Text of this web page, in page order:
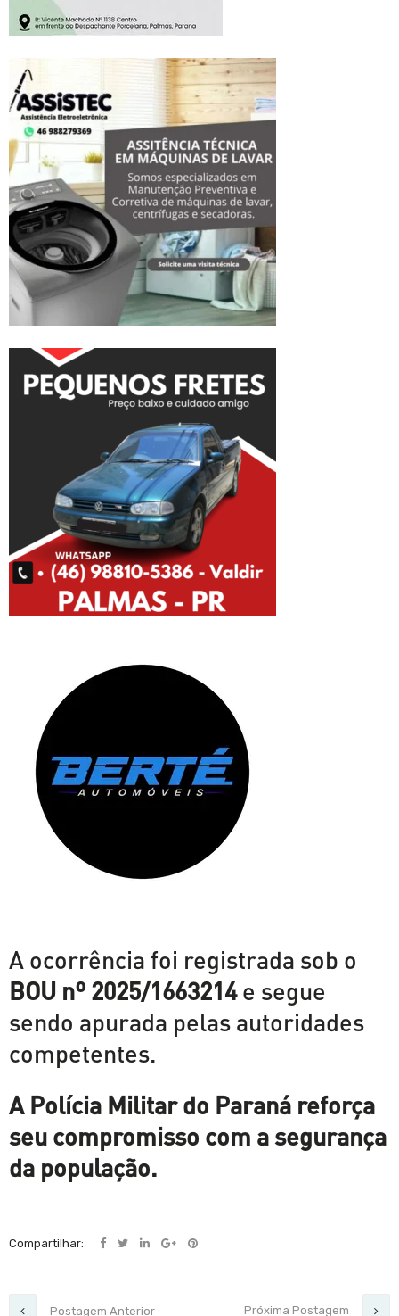
A ocorrência foi registrada sob o
BOU nº 2025/1663214e segue
sendo apurada pelas autoridades
competentes.
A Polícia Militar do Paraná reforça
seu compromisso com a segurança
da população.
Compartilhar:
Postagem Anterior Próxima Postagem